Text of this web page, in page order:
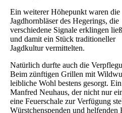
Ein weiterer Höhepunkt waren die
Jagdhornbläser des Hegerings, die
verschiedene Signale erklingen
und damit ein Stück traditioneller
Jagdkultur vermittelten.
Natürlich durfte auch die
Beim zünftigen Grillen mit
leibliche Wohl bestens gesorgt.
Manfred Neuhaus, der nicht nur
eine Feuerschale zur Verfügung
Würstchenspenden und helfenden